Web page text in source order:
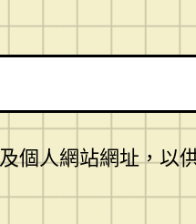
個人網站網址，以